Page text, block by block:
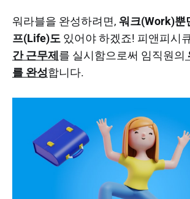
워라블을 완성하려면, 워크(Work)뿐
프(Life)도 있어야 하겠죠! 피앤피시
간 근무제를 실시함으로써 임직원의
를 완성합니다.